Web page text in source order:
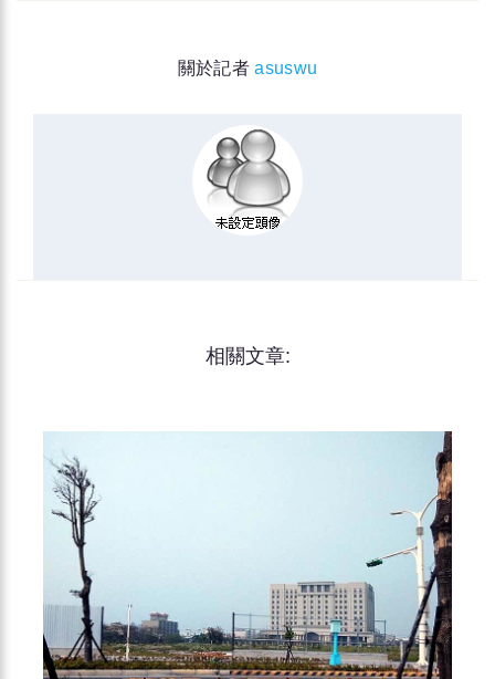
關於記者asuswu
相關文章: